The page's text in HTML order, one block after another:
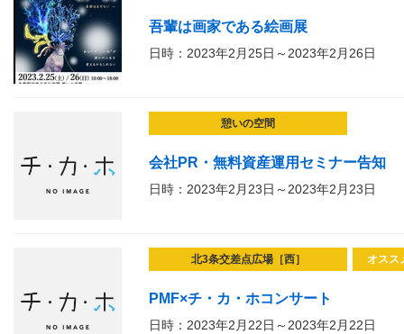
吾輩は画家である絵画展
日時：2023年2月25日～2023年2月26日
憩いの空間
会社PR・無料資産運用セミナー告知
日時：2023年2月23日～2023年2月23日
北3条交差点広場［西］ オスス
PMF×チ・カ・ホコンサート
日時：2023年2月22日～2023年2月22日